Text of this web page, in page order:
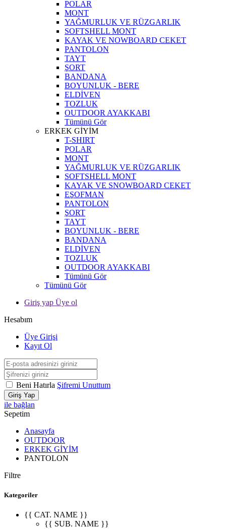
POLAR
MONT
YAĞMURLUK VE RÜZGARLIK
SOFTSHELL MONT
KAYAK VE NOWBOARD CEKET
PANTOLON
TAYT
ŞORT
BANDANA
BOYUNLUK - BERE
ELDİVEN
TOZLUK
OUTDOOR AYAKKABI
Tümünü Gör
ERKEK GİYİM
T-SHIRT
POLAR
MONT
YAĞMURLUK VE RÜZGARLIK
SOFTSHELL MONT
KAYAK VE SNOWBOARD CEKET
EŞOFMAN
PANTOLON
ŞORT
TAYT
BOYUNLUK - BERE
BANDANA
ELDİVEN
TOZLUK
OUTDOOR AYAKKABI
Tümünü Gör
Tümünü Gör
Giriş yap Üye ol
Hesabım
Üye Girişi
Kayıt Ol
Beni Hatırla Şifremi Unuttum
Giriş Yap
ile bağlan
Sepetim
Anasayfa
OUTDOOR
ERKEK GİYİM
PANTOLON
Filtre
Kategoriler
{{ CAT. NAME }}
{{ SUB. NAME }}